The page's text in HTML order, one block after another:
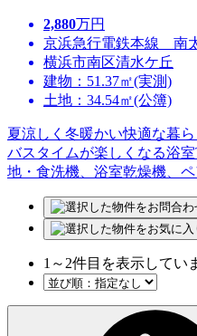
2,880万円
京浜急行電鉄本線 南
横浜市南区清水ケ丘
建物：51.37㎡(実測)
土地：34.54㎡(公簿)
夏涼しく冬暖かい快適な暮
バスタイムが楽しくなる浴
地・食洗機、浴室乾燥機、
1 ～ 2件目を表示してい